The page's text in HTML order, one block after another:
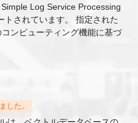
Log Service Processing
されています。 指定された
ンピューティング機能に基づ
した。